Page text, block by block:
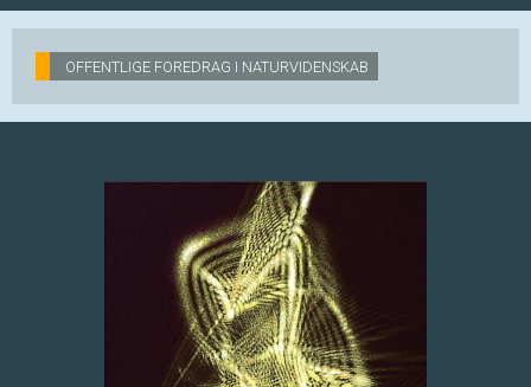
OFFENTLIGE FOREDRAG I NATURVIDENSKAB